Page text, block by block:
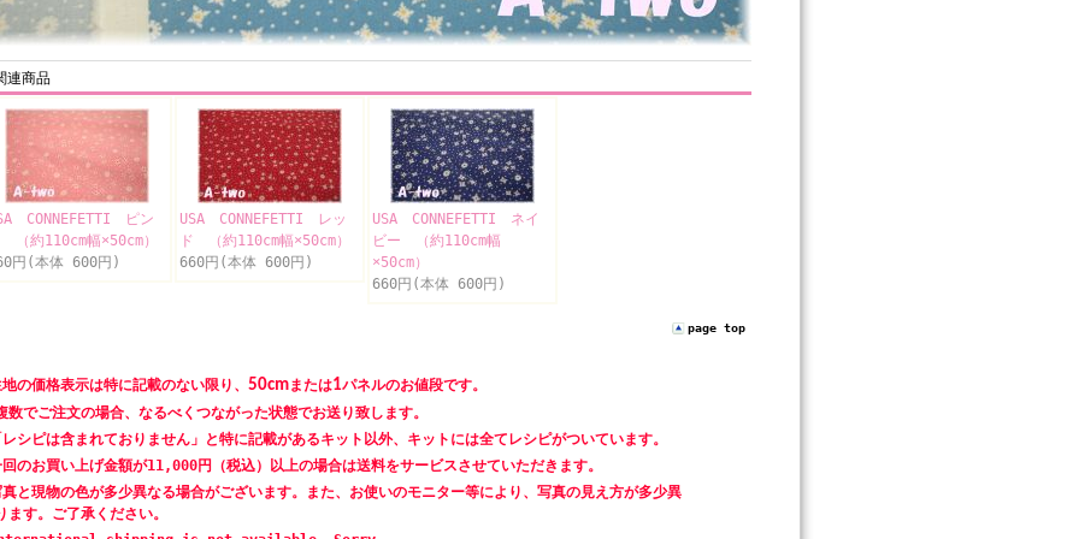
連商品
CONNEFETTI ピン
（約110cm幅×50cm）
円(本体 600円)
USA CONNEFETTI レッ
ド （約110cm幅×50cm）
660円(本体 600円)
USA CONNEFETTI ネイ
ビー （約110cm幅
×50cm）
660円(本体 600円)
page top
の価格表示は特に記載のない限り、 50cmまたは1パネルのお値段です。
でご注文の場合、なるべくつながった状態でお送り致します。
シピは含まれておりません」と特に記載があるキット以外、キットには全てレシピがついています。
のお買い上げ金額が11,000円（税込）以上の場合は送料をサービスさせていただきます。
と現物の色が多少異なる場合がございます。また、お使いのモニター等により、写真の見え方が多少異
ます。ご了承ください。